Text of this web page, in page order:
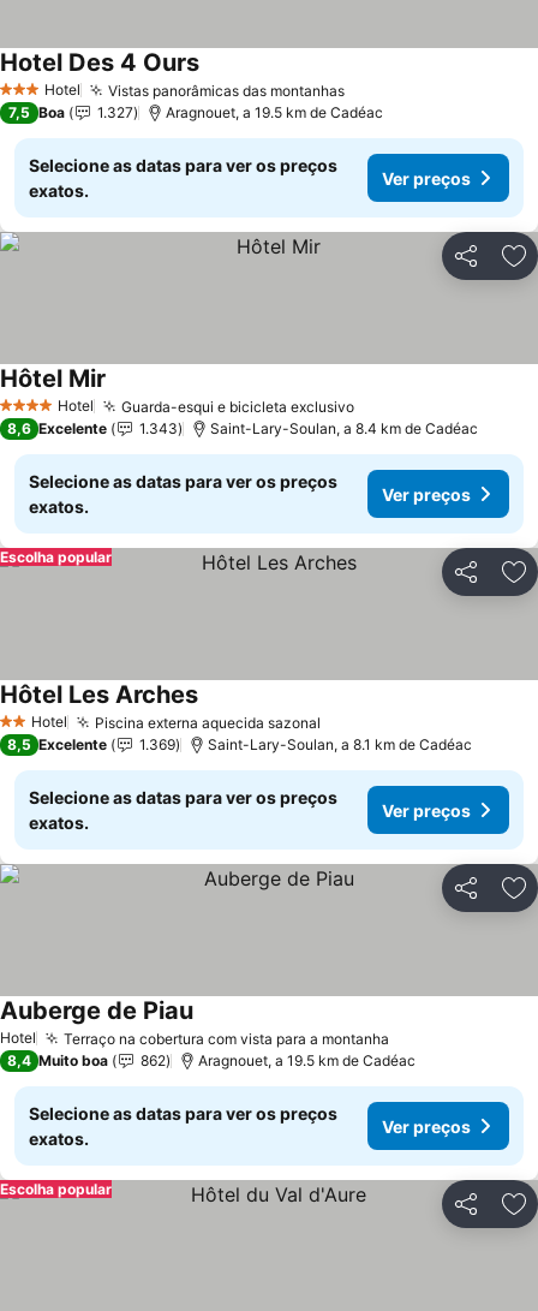
3 EstrelasHotel Vistas panorâmicas das montanhasVer preços
Hotel Des 4 OursVer preços
7,5 Boa 1.327 Aragnouet, a 19.5 km de Cadéac
Selecione as datas para ver os preços
exatos.
Ver preços
Partilhar
4 EstrelasHotel Guarda-esqui e bicicleta exclusivoVer preços
Hôtel Mir
8,6 Excelente 1.343 Saint-Lary-Soulan, a 8.4 km de Cadéac
Selecione as datas para ver os preços
exatos.
Ver preços
Partilhar
Escolha popular
2 Estrelas
Hotel Piscina externa aquecida sazonal
Hôtel Les ArchesVer preços
8,5 Excelente 1.369 Saint-Lary-Soulan, a 8.1 km de Cadéac
Selecione as datas para ver os preços
exatos.
Ver preços
Partilhar
Hotel Terraço na cobertura com vista para a montanha
Auberge de PiauVer preços
8,4 Muito boa 862 Aragnouet, a 19.5 km de Cadéac
Selecione as datas para ver os preços
exatos.
Ver preços
Partilhar
Escolha popular